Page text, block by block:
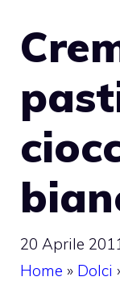
20 Aprile 2011
Home » Dolci